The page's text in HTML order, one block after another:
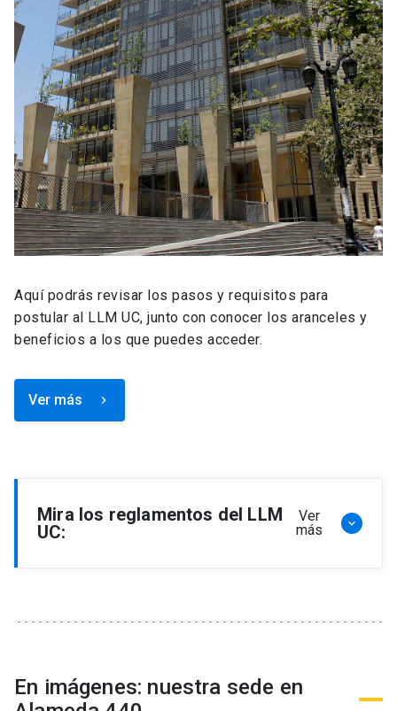
Aquí podrás revisar los pasos y requisitos para
postular al LLM UC, junto con conocer los aranceles y
beneficios a los que puedes acceder.
Ver más keyboard_arrow_right
Mira los reglamentos del LLM
UC:
Ver
más
keyboard_arrow_down
Reglamento de Becas y Descuentos Programa
de Magíster en Derecho, LLM
En imágenes: nuestra sede en